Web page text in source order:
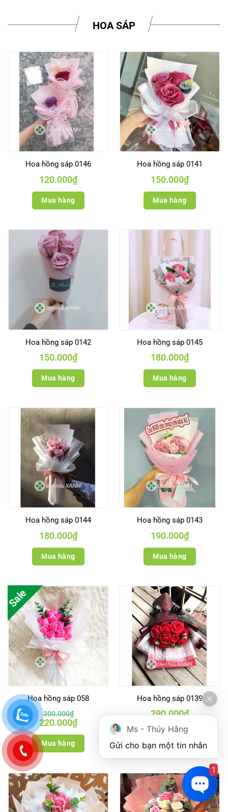
HOA SÁP
Hoa hồng sáp 0146
120.000₫
Mua hàng
Hoa hồng sáp 0141
150.000₫
Mua hàng
Hoa hồng sáp 0142
150.000₫
Mua hàng
Hoa hồng sáp 0145
180.000₫
Mua hàng
Hoa hồng sáp 0144
180.000₫
Mua hàng
Hoa hồng sáp 0143
190.000₫
Mua hàng
Sale
Hoa hồng sáp 058
300.000₫
Giá
gốc
là:
300.000₫.
220.000₫Giá
hiện
tại
Mua hàng
Hoa hồng sáp 0139
290.000₫
Mua hàng
Ms - Thúy Hằng
Gửi cho bạn một tin nhắn
1